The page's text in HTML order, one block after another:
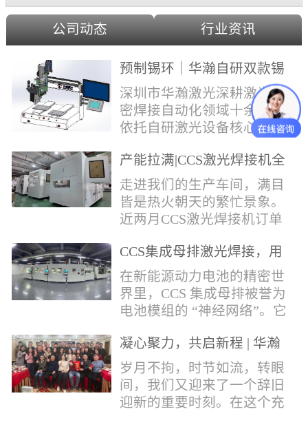
公司动态 行业资讯
预制锡环｜华瀚自研双款锡
环机，实现焊点标准化量产
深圳市华瀚激光深耕激光精
密焊接自动化领域十余年，
依托自研激光设备核心技
环挤压成型机、多功能锡环
卷绕成型机，两套专业锡环
制备设备，预制标准化锡环
搭配激光定点熔锡工艺，从
方位解决精密电子量产焊接
痛点。预制锡环焊接工艺预
制锡环焊接工艺，核心优势
明显：1.锡料定量可控：锡
环设备提前卷绕/挤压成型，
每一枚锡环锡含量标准化，
激光一次性熔融，焊点大
小、锡厚高度统一...
产能拉满|CCS激光焊接机全
力量产冲刺
走进我们的生产车间，满目
皆是热火朝天的繁忙景象。
近两月CCS激光焊接机订单
和，全员火力全开，全力奔
赴交付节点，用硬核产能响
应市场需求，用严苛品质回
馈每一份客户信任。市场认
的技术、高效智能的生产优
势与零缺陷的品控标准，我
们的CCS激光焊接机持续斩
获大量订单，近两月产能全
开、排期紧凑，生产线有序
CCS集成母排激光焊接，用
微米级工艺守护新能源电池
生命线
在新能源动力电池的精密世
界里，CCS 集成母排被誉为
电池模组的 “神经网络”。它
电，更承载着电压、温度信
号的实时采集，是连接电芯
与BMS电池管理系统的关键
桥梁。而连接这一切的，正
凝心聚力，共启新程 | 华瀚
激光年度盛典
岁月不拘，时节如流，转眼
间，我们又迎来了一个辞旧
迎新的重要时刻。在这个充